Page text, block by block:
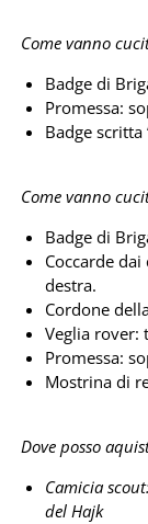
Come vanno
Badge di
Promessa:
Badge
Come vanno
Badge di
Coccarde
destra.
Cordone
Veglia rover:
Promessa:
Mostrina di
Dove posso
Camicia
del Hajk